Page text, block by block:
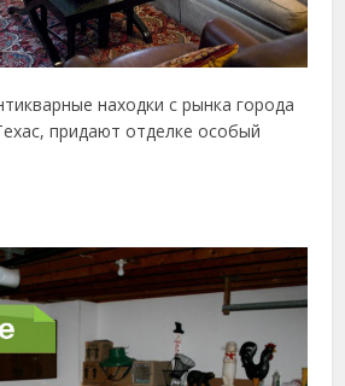
находки с рынка города
придают отделке особый